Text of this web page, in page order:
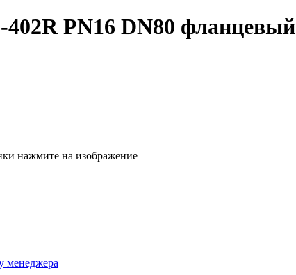
PN16 DN80 фланцевый
нажмите на изображение
менеджера